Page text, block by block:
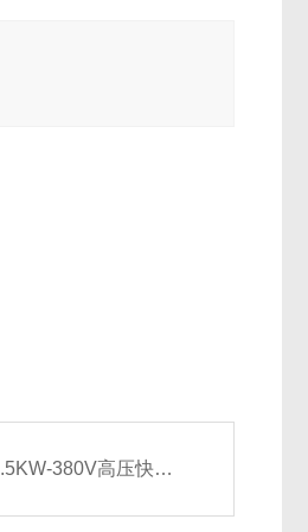
高压快速抽排气离心风机